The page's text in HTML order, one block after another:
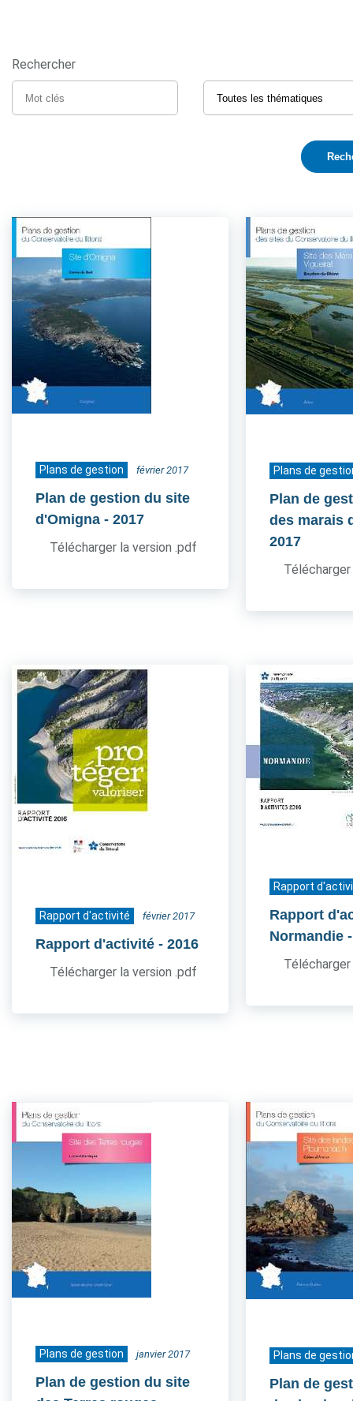
Rechercher
Plans de gestion février 2017
Plan de gestion du site
d'Omigna - 2017
Télécharger la version .pdf
Plans de
Plan de
des marais
2017
Rapport d'activité février 2017
Rapport d'activité - 2016
Télécharger la version .pdf
Rapport
Rapport
Normandie
Plans de gestion janvier 2017
Plan de gestion du site
Plans de
Plan de